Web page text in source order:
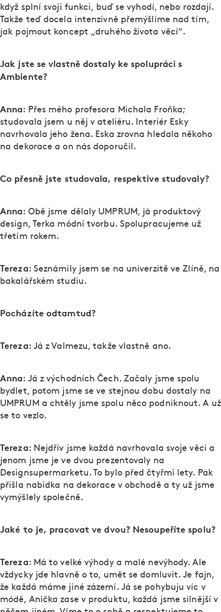
když splní svoji funkci, buď se vyhodí, nebo rozdají.
Takže teď docela intenzivně přemýšlíme nad tím,
jak pojmout koncept „druhého života věcí“.
Jak jste se vlastně dostaly ke spolupráci s
Ambiente?
Anna: Přes mého profesora Michala Froňka;
studovala jsem u něj v ateliéru. Interiér Esky
navrhovala jeho žena. Eska zrovna hledala někoho
na dekorace a on nás doporučil.
Co přesně jste studovala, respektive studovaly?
Anna: Obě jsme dělaly UMPRUM, já produktový
design, Terka módní tvorbu. Spolupracujeme už
třetím rokem.
Tereza: Seznámily jsem se na univerzitě ve Zlíně, na
bakalářském studiu.
Pocházíte odtamtud?
Tereza: Já z Valmezu, takže vlastně ano.
Anna: Já z východních Čech. Začaly jsme spolu
bydlet, potom jsme se ve stejnou dobu dostaly na
UMPRUM a chtěly jsme spolu něco podniknout. A už
se to vezlo.
Tereza: Nejdřív jsme každá navrhovala svoje věci a
jenom jsme je ve dvou prezentovaly na
Designsupermarketu. To bylo před čtyřmi lety. Pak
přišla nabídka na dekorace v obchodě a ty už jsme
vymýšlely společně.
Jaké to je, pracovat ve dvou? Nesoupeříte spolu?
Tereza: Má to velké výhody a malé nevýhody. Ale
vždycky jde hlavně o to, umět se domluvit. Je fajn,
že každá máme jiné zázemí. Já se pohybuju víc v
módě, Anička zase v produktu, každá jsme silnější v